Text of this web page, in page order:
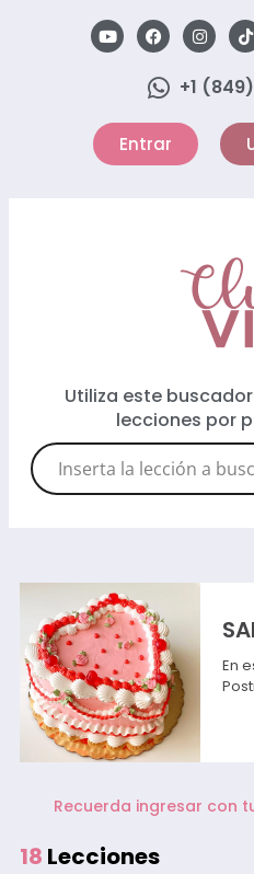
+1
Entrar
Utiliza este
lecciones por
En
Recuerda ingresar con
18 Lecciones